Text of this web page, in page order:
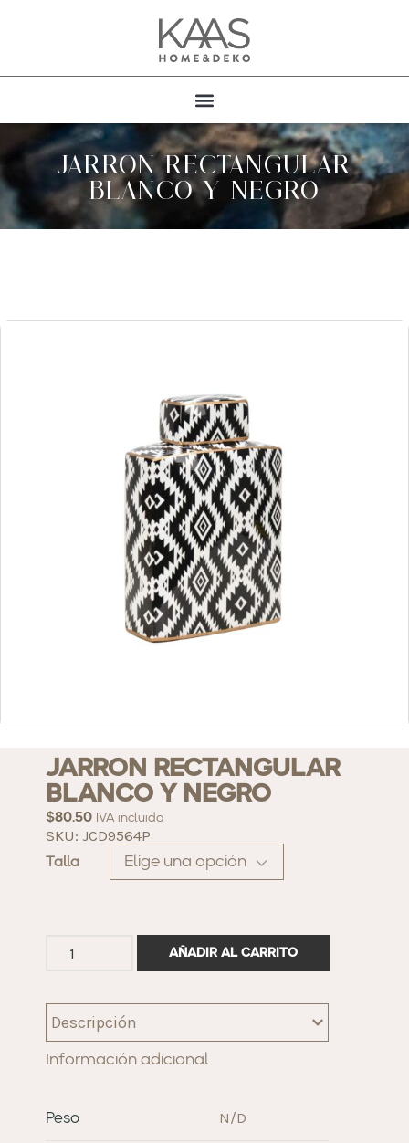
JARRON RECTANGULAR
BLANCO Y NEGRO
JARRON RECTANGULAR
BLANCO Y NEGRO
$80.50 IVA incluido
SKU: JCD9564P
Talla
AÑADIR AL CARRITO
Descripción
Información adicional
Peso N/D